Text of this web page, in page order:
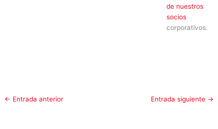
de nuestros
socios
corporativos.
← Entrada anterior Entrada siguiente →